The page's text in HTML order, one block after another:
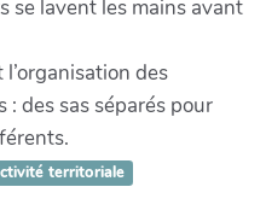
se lavent les mains avant
des
des sas séparés pour
territoriale